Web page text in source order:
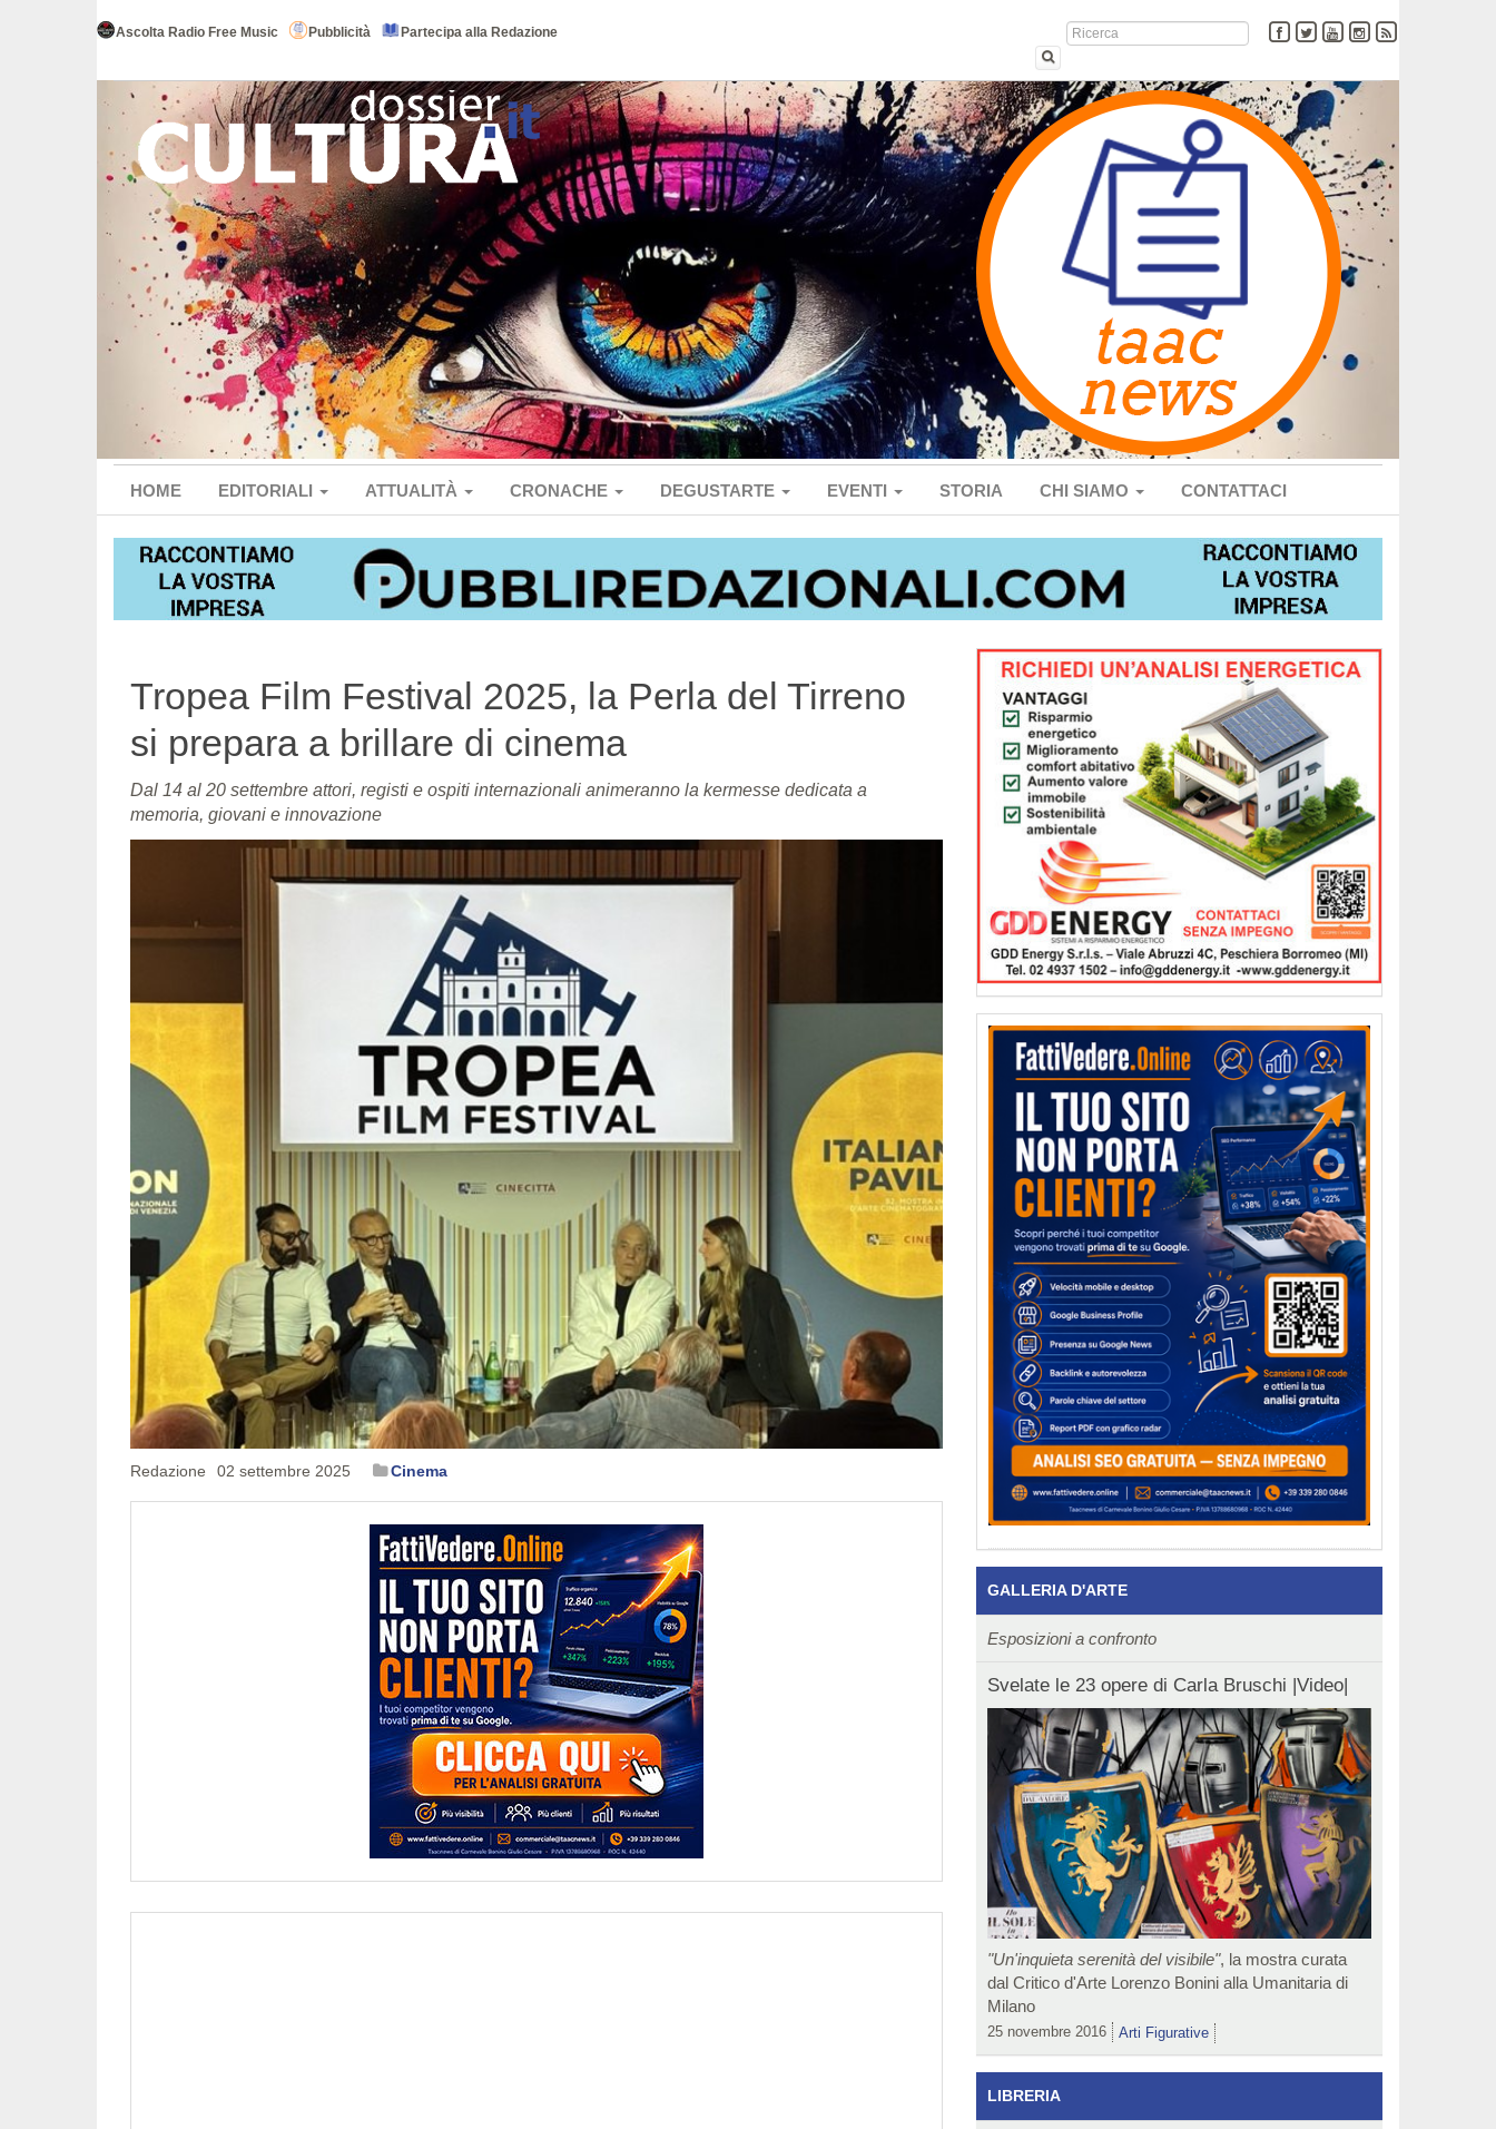
Ascolta Radio Free Music Pubblicità Partecipa alla Redazione
HOME EDITORIALI ATTUALITÀ CRONACHE DEGUSTARTE EVENTI STORIA CHI SIAMO CONTATTACI
Tropea Film Festival 2025, la Perla del Tirreno
si prepara a brillare di cinema
Dal 14 al 20 settembre attori, registi e ospiti internazionali animeranno la kermesse dedicata a
memoria, giovani e innovazione
Redazione 02 settembre 2025 Cinema
GALLERIA D'ARTE
Esposizioni a confronto
Svelate le 23 opere di Carla Bruschi |Video|
"Un'inquieta serenità del visibile", la mostra curata
dal Critico d'Arte Lorenzo Bonini alla Umanitaria di
Milano
25 novembre 2016 Arti Figurative
LIBRERIA